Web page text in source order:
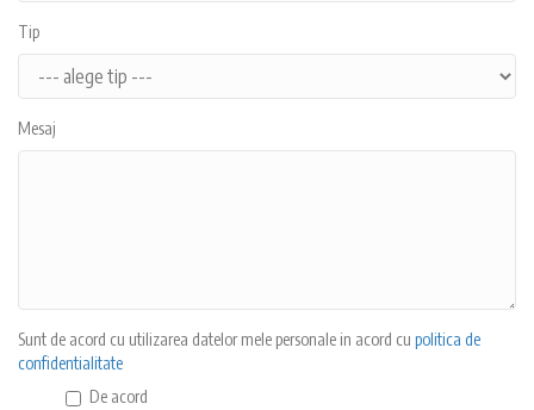
Tip
Mesaj
Sunt de acord cu utilizarea datelor mele personale in acord cu politica de
confidentialitate
De acord